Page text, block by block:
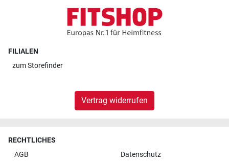
FILIALEN
zumStorefinder
Vertrag widerrufen
RECHTLICHES
AGB
Datenschutz